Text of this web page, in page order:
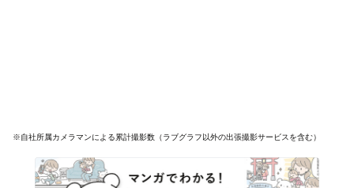
※自社所属カメラマンによる累計撮影数（ラブグラフ以外の出張撮影サービスを含む）